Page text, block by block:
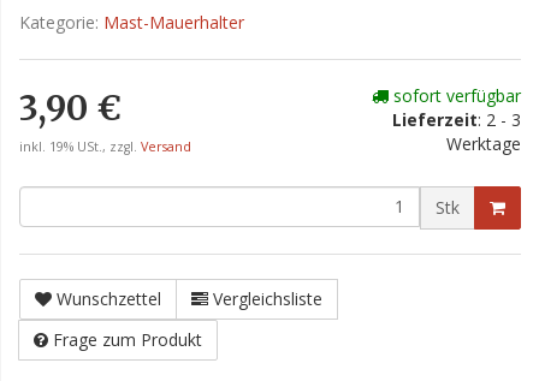
Kategorie: Mast-Mauerhalter
3,90 €
inkl. 19% USt., zzgl. Versand
sofort verfügbar
Lieferzeit: 2 - 3
Werktage
Stk
Wunschzettel
Vergleichsliste
Frage zum Produkt